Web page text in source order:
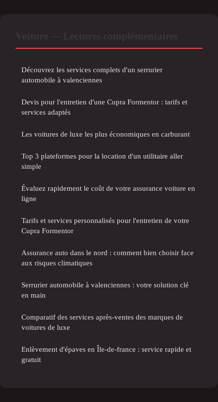
Découvrez les services complets d'un serrurier
automobile à valenciennes
Devis pour l'entretien d'une Cupra Formentor : tarifs et
services adaptés
Les voitures de luxe les plus économiques en carburant
Top 3 plateformes pour la location d'un utilitaire aller
simple
Évaluez rapidement le coût de votre assurance voiture en
ligne
Tarifs et services personnalisés pour l'entretien de votre
Cupra Formentor
Assurance auto dans le nord : comment bien choisir face
aux risques climatiques
Serrurier automobile à valenciennes : votre solution clé
en main
Comparatif des services après-ventes des marques de
voitures de luxe
Enlèvement d'épaves en Île-de-france : service rapide et
gratuit